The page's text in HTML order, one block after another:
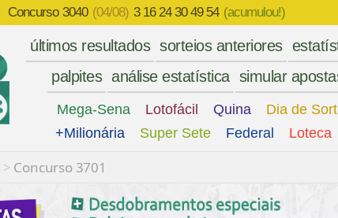
Concurso 3040 (04/08) 3 16 24 30 49 54 (acumulou!)
últimos resultados sorteios anteriores
palpites análise estatística simular
Mega-Sena Lotofácil Quina Dia de
+Milionária
Super Sete Federal Loteca
> Concurso 3701